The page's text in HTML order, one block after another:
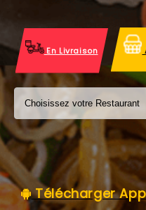
VOS AVIS
MENTIONS LÉGALES
C.G.V
En Livraison
Télécharger